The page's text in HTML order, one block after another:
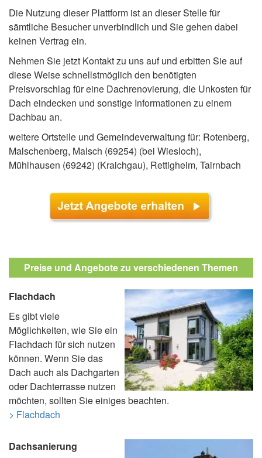
Die Nutzung dieser Plattform ist an dieser Stelle für
sämtliche Besucher unverbindlich und Sie gehen dabei
keinen Vertrag ein.
Nehmen Sie jetzt Kontakt zu uns auf und erbitten Sie auf
diese Weise schnellstmöglich den benötigten
Preisvorschlag für eine Dachrenovierung, die Unkosten für
Dach eindecken und sonstige Informationen zu einem
Dachbau an.
weitere Ortsteile und Gemeindeverwaltung für: Rotenberg,
Malschenberg, Malsch (69254) (bei Wiesloch),
Mühlhausen (69242) (Kraichgau), Rettigheim, Tairnbach
Preise und Angebote zu verschiedenen Themen
Flachdach
Es gibt viele
Möglichkeiten, wie Sie ein
Flachdach für sich nutzen
können. Wenn Sie das
Dach auch als Dachgarten
oder Dachterrasse nutzen
möchten, sollten Sie einiges beachten.
> Flachdach
Dachsanierung